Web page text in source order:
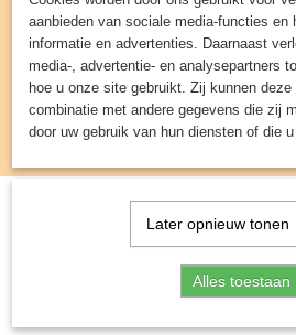
Inloggen Registreren
aanbieden van sociale media-functies en
informatie en advertenties. Daarnaast
media-, advertentie- en analysepartners
hoe u onze site gebruikt. Zij kunnen
combinatie met andere gegevens die zij
door uw gebruik van hun diensten of die
Later opnieuw tonen
Alles toestaan